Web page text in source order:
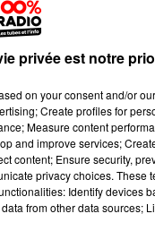
privée est notre
on your consent and/or
Create profiles for
Measure content
and improve services;
content; Ensure security,
privacy choices. These
Identify devices
from other data sources;